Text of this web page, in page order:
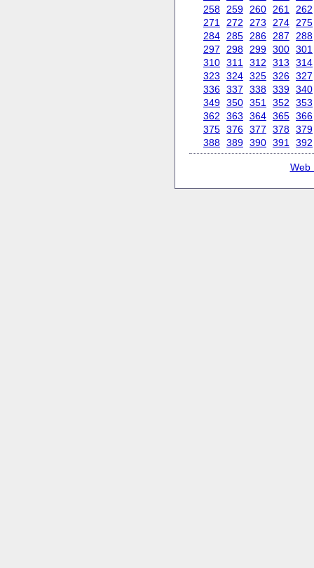
258
259 260 261
262
271
272 273 274
275
284
285 286 287
288
297
298 299 300 301
310 311 312 313
314
323
324 325 326 327
336 337 338 339 340
349 350 351 352
353
362
363 364 365 366
375 376 377 378 379
388 389 390 391 392
Web